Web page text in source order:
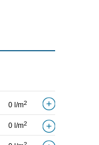
0 l/m2
0 l/m2